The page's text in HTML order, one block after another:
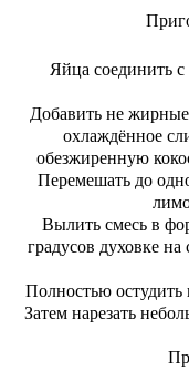
Яйца соединить
Добавить не
охлаждённое
обезжиренную
Перемешать до
Вылить смесь в
градусов духовке
Полностью остудить
Затем нарезать